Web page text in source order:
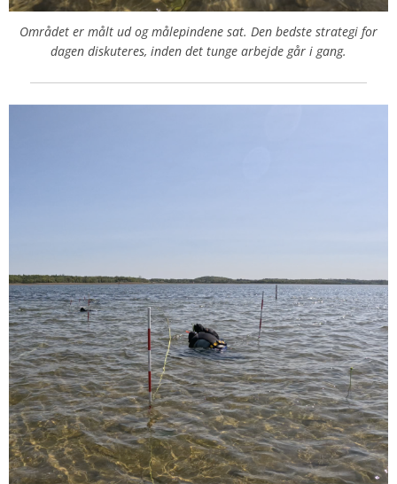
Området er målt ud og målepindene sat. Den bedste strategi for
dagen diskuteres, inden det tunge arbejde går i gang.